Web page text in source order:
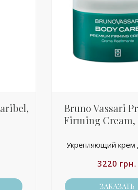
Bruno Vassari
Firming Cream,
Укрепляющий крем
3220 грн.
ЗАКАЗАТЬ